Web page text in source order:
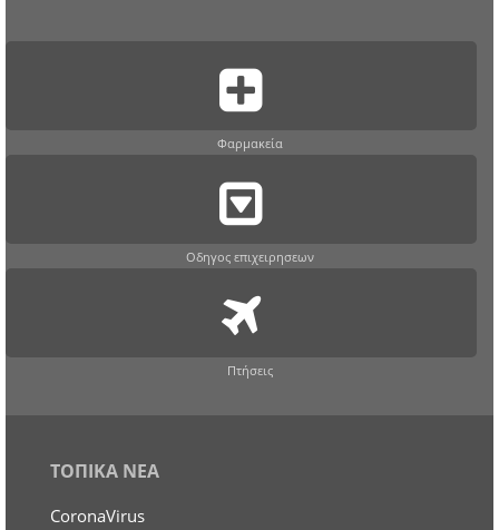
Φαρμακεία
Οδηγος επιχειρησεων
Πτήσεις
ΤΟΠΙΚΑ ΝΕΑ
CoronaVirus